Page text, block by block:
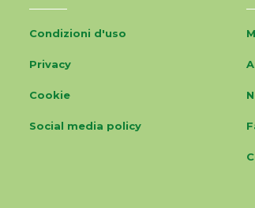
Condizioni d'uso
Privacy
Cookie
Social media policy